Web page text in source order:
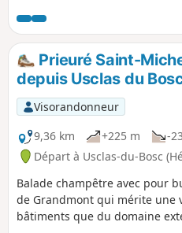
Soumont et Usclas-du-Bosc.
Prieuré Saint-
depuis Usclas du
Visorandonneur
9,36 km
+225 m -
Départ à Usclas-du-Bosc
Balade champêtre avec pour
de Grandmont qui mérite une
bâtiments que du domaine